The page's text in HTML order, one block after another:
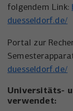
folgendem Link:
duesseldorf.de/
Portal zur
duesseldorf.de/
Universitäts-
verwendet:
Anbieter
Name
Laufzeit